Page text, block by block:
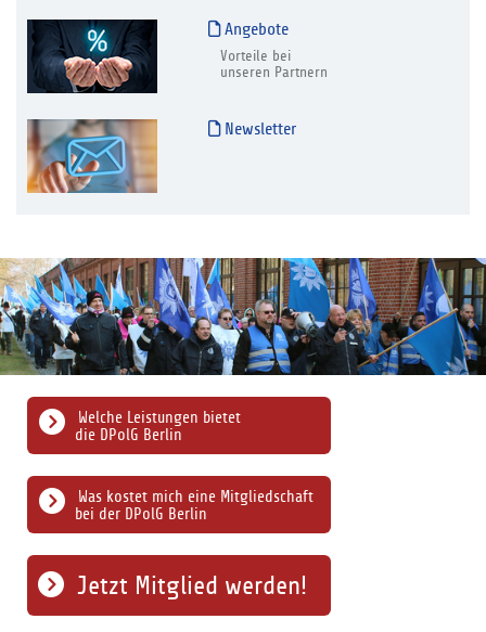
Angebote
Vorteile bei
unseren Partnern
Newsletter
Was kostet mich eine Mitgliedschaft
bei der DPolG Berlin
Welche Leistungen bietet
die DPolG Berlin
Jetzt Mitglied werden!